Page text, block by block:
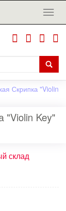
Скрипка "Violin
"Violin Key"
склад